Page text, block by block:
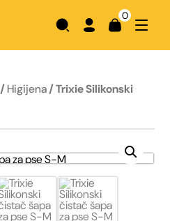
0
/Higijena/ Trixie Silikonski